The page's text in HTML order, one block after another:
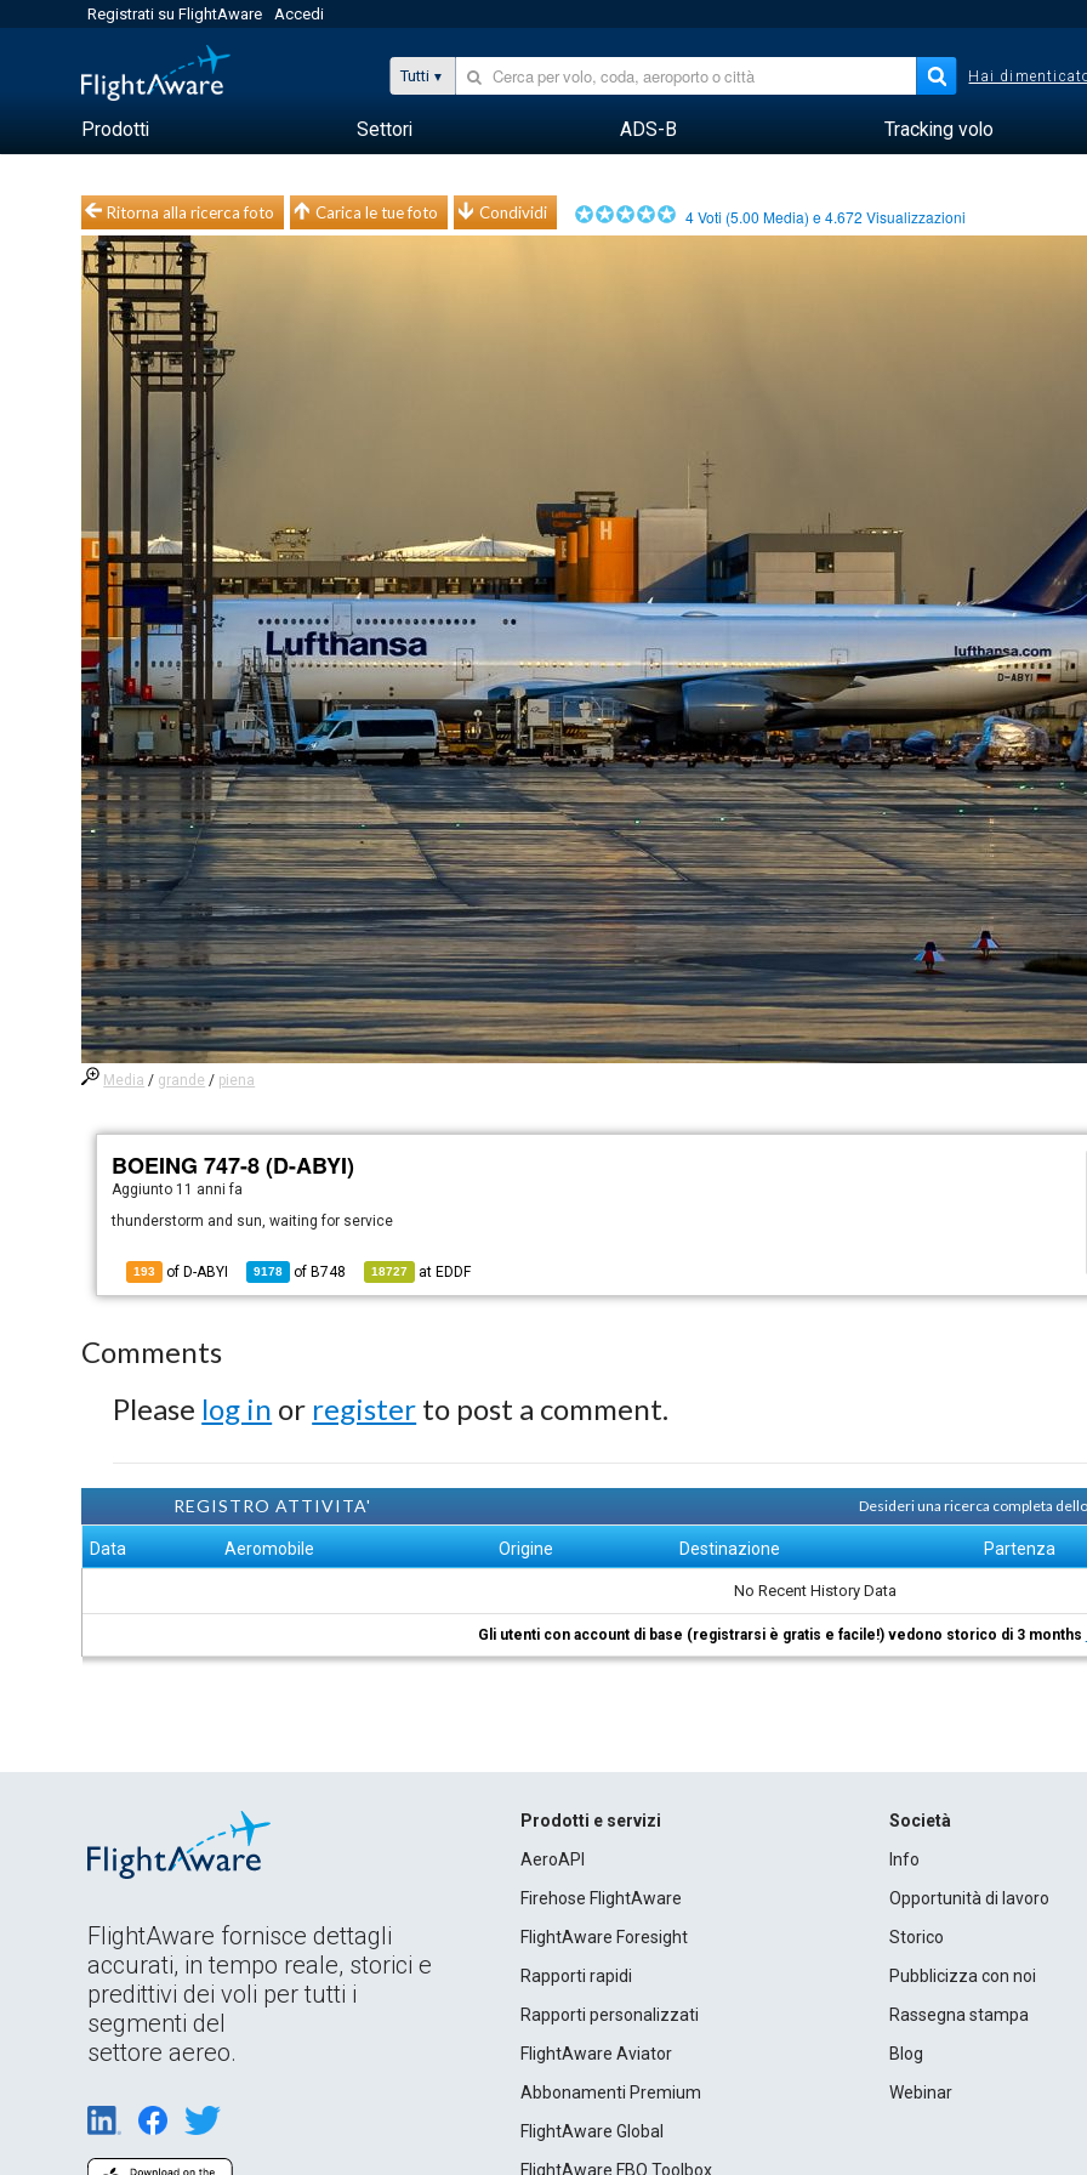
Registrati su FlightAware Accedi
Tutti Hai
Prodotti Settori ADS-B Tracking volo
Ritorna alla ricerca foto Carica le tue foto Condividi 4Voti (5.00 Media) e4.672 Visualizzazioni
Media / grande / piena
BOEING 747-8 (D-ABYI)
Aggiunto 11 anni fa
thunderstorm and sun, waiting for service
193 of D-ABYI 9178 of B748 18727 at EDDF
Comments
Please log in or register to post a comment.
REGISTRO ATTIVITA' Desideri una ricerca completa
Data Aeromobile Origine Destinazione Partenza
No Recent History Data
Gli utenti con account di base (registrarsi è gratis e facile!) vedono storico di 3 months
FlightAware fornisce dettagli
accurati, in tempo reale, storici e
predittivi dei voli per tutti i
segmenti del
settore aereo.
Prodotti e servizi
AeroAPI
Firehose FlightAware
FlightAware Foresight
Rapporti rapidi
Rapporti personalizzati
FlightAware Aviator
Abbonamenti Premium
FlightAware Global
FlightAware FBO Toolbox
Società
Info
Opportunità di lavoro
Storico
Pubblicizza con noi
Rassegna stampa
Blog
Webinar